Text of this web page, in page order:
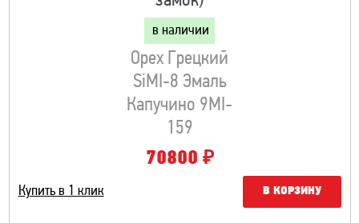
в наличии
Орех Грецкий
SiMI-8 Эмаль
Капучино 9MI-
159
70800 ₽
Купить в 1 клик В КОРЗИНУ